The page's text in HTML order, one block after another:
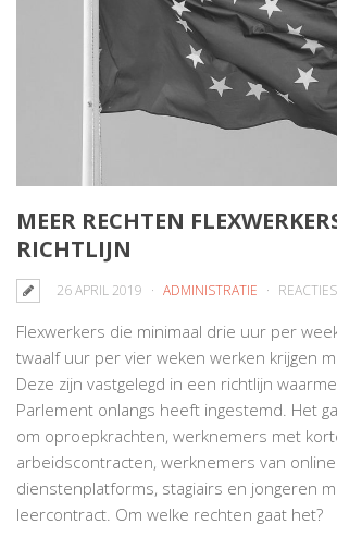
MEER RECHTEN
RICHTLIJN
26 APRIL 2019 ADMINISTRATIE
Flexwerkers die minimaal drie uur per
twaalf uur per vier weken werken krijgen
Deze zijn vastgelegd in een richtlijn
Parlement onlangs heeft ingestemd. Het
om oproepkrachten, werknemers met
arbeidscontracten, werknemers van online
dienstenplatforms, stagiairs en jongeren
leercontract. Om welke rechten gaat het?